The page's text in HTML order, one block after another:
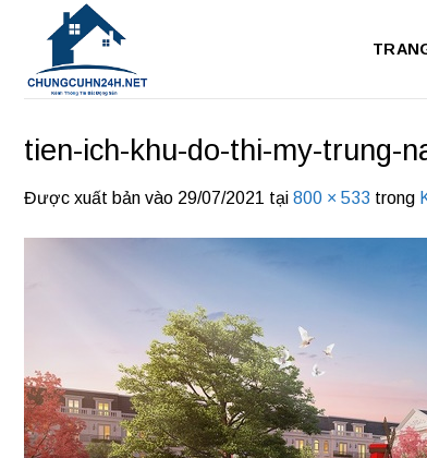
dung
tien-ich-khu-do-thi-my-trung-
Được xuất bản vào 29/07/2021 tại 800 × 533 trong